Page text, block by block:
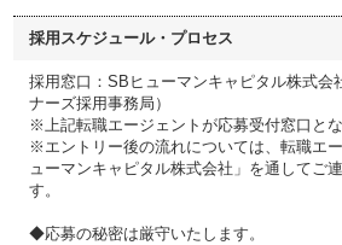
採用スケジュール・プロセス
採用窓口：SBヒューマンキャピタル株式会
ナーズ採用事務局）
※上記転職エージェントが応募受付窓口とな
※エントリー後の流れについては、転職エ
ューマンキャピタル株式会社」を通してご
す。
◆応募の秘密は厳守いたします。